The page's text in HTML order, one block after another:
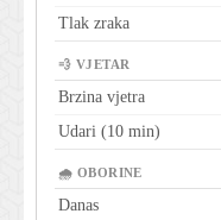
Tlak zraka
💨 VJETAR
Brzina vjetra
Udari (10 min)
🌧 OBORINE
Danas